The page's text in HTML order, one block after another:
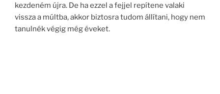
kezdeném újra. De ha ezzel a fejjel repítene valaki
vissza a múltba, akkor biztosra tudom állítani, hogy nem
tanulnék végig még éveket.